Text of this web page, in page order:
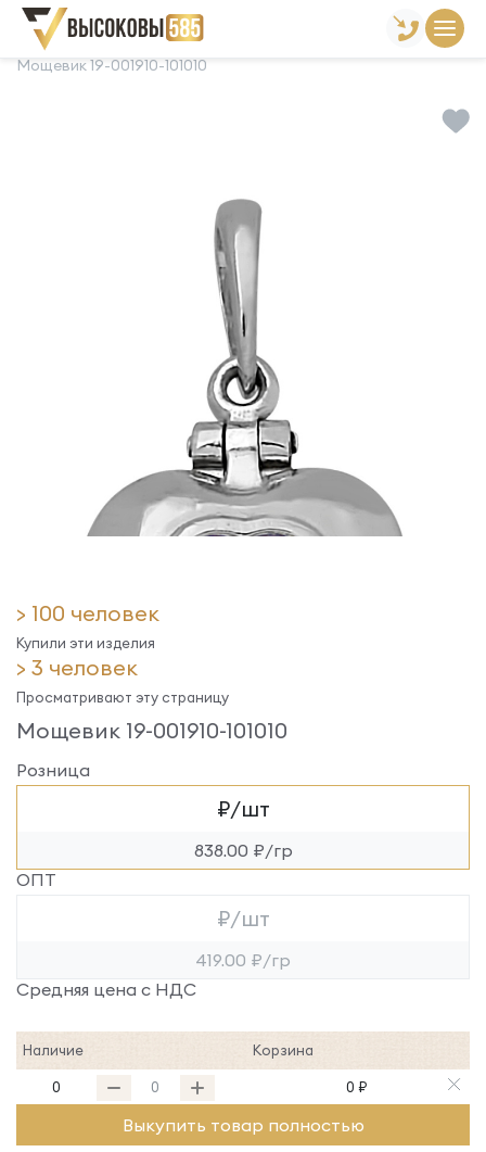
Главная Склад готовой продукции
Подвески
Мощевик 19-001910-101010
> 100 человек
Купили эти изделия
> 3 человек
Просматривают эту страницу
Мощевик 19-001910-101010
Розница
₽/шт
838.00 ₽/гр
ОПТ
₽/шт
419.00 ₽/гр
Средняя цена с НДС
Наличие Корзина
0 0 ₽
Выкупить товар полностью